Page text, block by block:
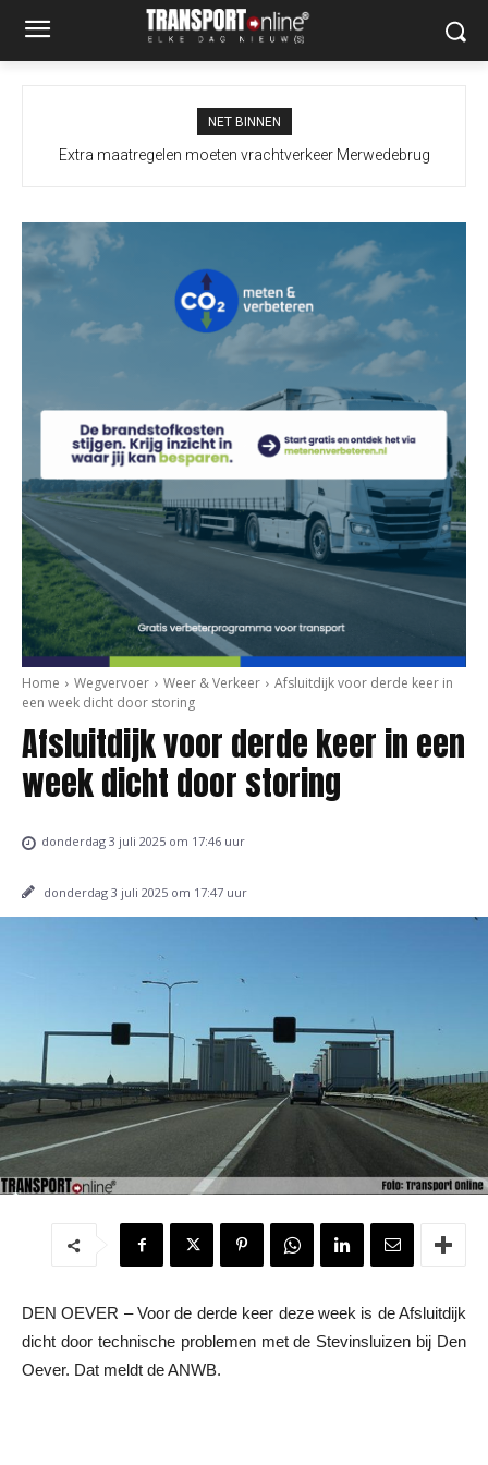
NET BINNEN
Extra maatregelen moeten vrachtverkeer Merwedebrug
Home Wegvervoer Weer & Verkeer
Afsluitdijk voor derde keer in
een week dicht door storing
Afsluitdijk voor derde keer in een
week dicht door storing
donderdag 3 juli 2025 om 17:46 uur
donderdag 3 juli 2025 om 17:47 uur
DEN OEVER – Voor de derde keer deze week is de Afsluitdijk
dicht door technische problemen met de Stevinsluizen bij Den
Oever. Dat meldt de ANWB.